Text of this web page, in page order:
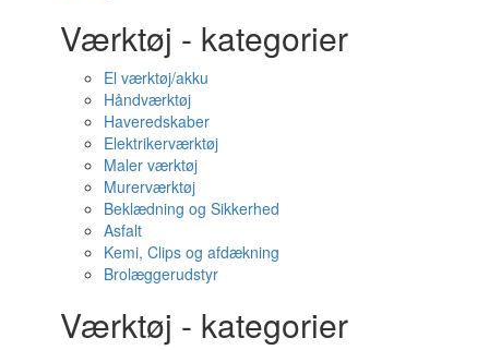
Værktøj - kategorier
El værktøj/akku
Håndværktøj
Haveredskaber
Elektrikerværktøj
Maler værktøj
Murerværktøj
Beklædning og Sikkerhed
Asfalt
Kemi, Clips og afdækning
Brolæggerudstyr
Værktøj - kategorier